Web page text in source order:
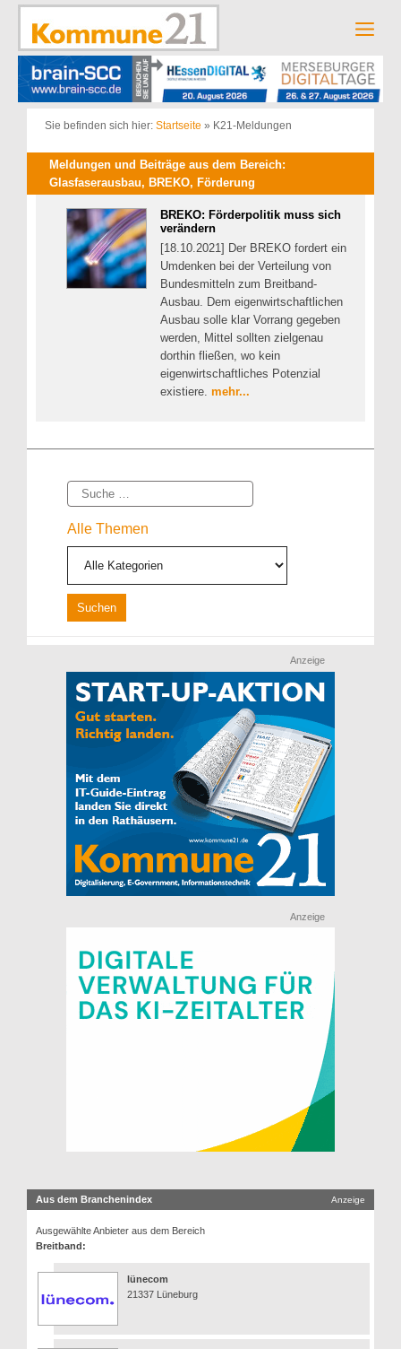
Zum
springen
Sie befinden sich hier: Startseite » K21-Meldungen
Meldungen und Beiträge aus dem Bereich:
Glasfaserausbau, BREKO, Förderung
BREKO: Förderpolitik muss sich
verändern
[18.10.2021] Der BREKO fordert ein
Umdenken bei der Verteilung von
Bundesmitteln zum Breitband-
Ausbau. Dem eigenwirtschaftlichen
Ausbau solle klar Vorrang gegeben
werden, Mittel sollten zielgenau
dorthin fließen, wo kein
eigenwirtschaftliches Potenzial
existiere. mehr...
Suche
Alle Themen
Anzeige
Anzeige
Aus dem Branchenindex Anzeige
Ausgewählte Anbieter aus dem Bereich
Breitband:
lünecom
21337 Lüneburg